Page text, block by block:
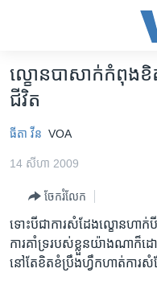
ទាក់ទង
និង​
ទៅ​​
តែ​
ម្តង
រំលង​
កម្ពុជា
អាមេរិក
ចិន
ហេឡូវីអូអេ
កម្ពុជាច្នៃប្រតិដ្ឋ
ព្រឹត្តិការណ៍ព័ត៌មាន
ល្ខោនបាសាក់កំពុង
ជីវិត
ធីតា វីន VOA
14 សីហា 2009
ចែករំលែក
ទោះបីជាការសំដែងល្ខោនហា
ការគាំទ្ររបស់ខ្លួនយ៉ាងណាក៏
នៅតែខិតខំប្រឹងហ្វឹកហាត់ការសំ